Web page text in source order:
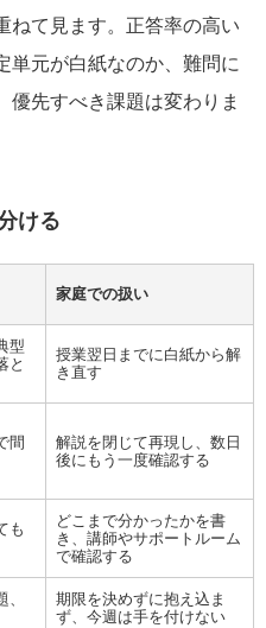
ねて見ます。正答率の高い
単元が白紙なのか、難問に
優先すべき課題は変わりま
ける
家庭での扱い
型
と
授業翌日までに白紙から解
き直す
間
解説を閉じて再現し、数日
後にもう一度確認する
も
どこまで分かったかを書
き、講師やサポートルーム
で確認する
期限を決めずに抱え込ま
ず、今週は手を付けない